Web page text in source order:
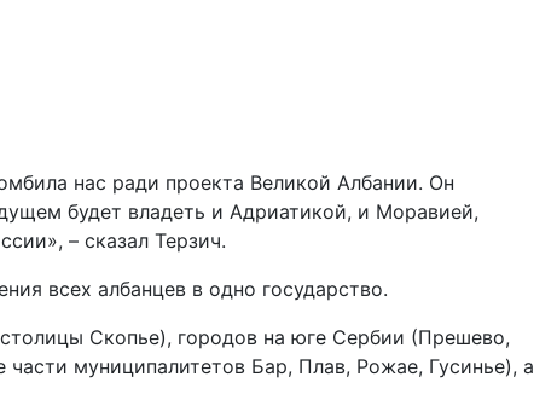
нас ради проекта Великой Албании. Он
будет владеть и Адриатикой, и Моравией,
– сказал Терзич.
всех албанцев в одно государство.
Скопье), городов на юге Сербии (Прешево,
муниципалитетов Бар, Плав, Рожае, Гусинье), а